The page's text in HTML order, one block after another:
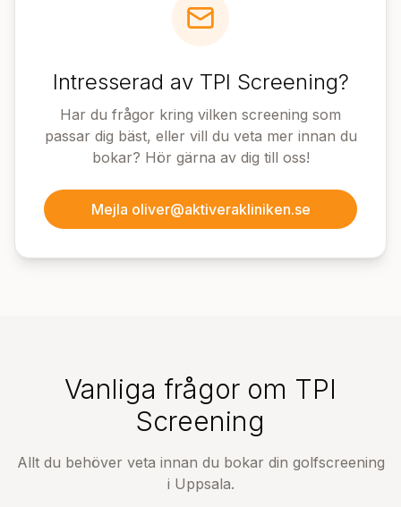
Intresserad av TPI Screening?
Har du frågor kring vilken screening som
passar dig bäst, eller vill du veta mer innan du
bokar? Hör gärna av dig till oss!
Mejla oliver@aktiverakliniken.se
Vanliga frågor om TPI
Screening
Allt du behöver veta innan du bokar din golfscreening
i Uppsala.